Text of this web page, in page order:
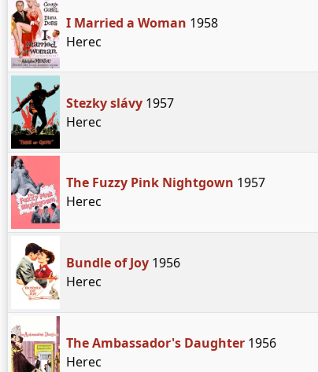
I Married a Woman 1958
Herec
Stezky slávy1957
Herec
The Fuzzy Pink Nightgown 1957
Herec
Bundle of Joy1956
Herec
The Ambassador's Daughter1956
Herec